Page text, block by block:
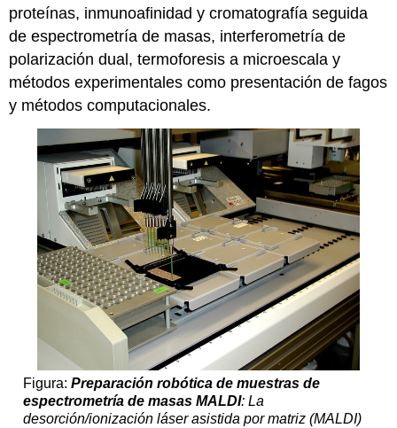
proteínas, inmunoafinidad y cromatografía seguida
de espectrometría de masas, interferometría de
polarización dual, termoforesis a microescala y
métodos experimentales como presentación de fagos
y métodos computacionales.
Figura: Preparación robótica de muestras de
espectrometría de masas MALDI: La
desorción/ionización láser asistida por matriz (MALDI)